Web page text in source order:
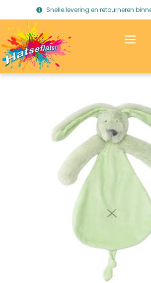
Snelle levering en retourneren